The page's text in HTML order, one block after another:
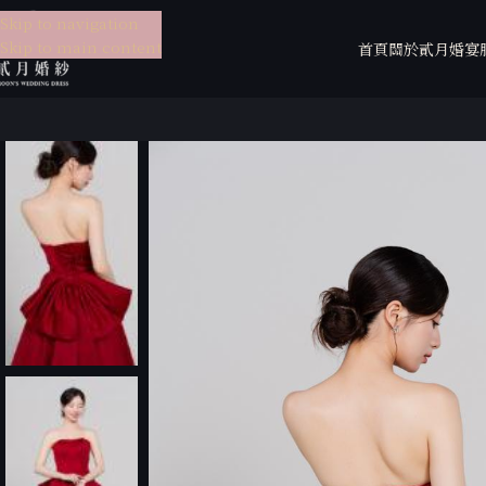
Skip to navigation
Skip to main content
首頁關於貳月婚宴